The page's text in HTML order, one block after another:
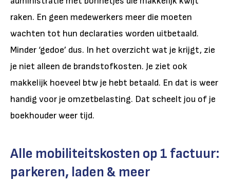
raken. En geen medewerkers meer die moeten
wachten tot hun declaraties worden uitbetaald.
Minder ‘gedoe’ dus. In het overzicht wat je krijgt, zie
je niet alleen de brandstofkosten. Je ziet ook
makkelijk hoeveel btw je hebt betaald. En dat is weer
handig voor je omzetbelasting. Dat scheelt jou of je
boekhouder weer tijd.
Alle mobiliteitskosten op 1 factuur:
parkeren, laden & meer